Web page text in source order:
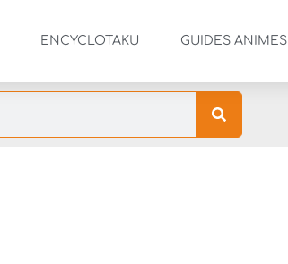
ENCYCLOTAKU GUIDES ANIMES